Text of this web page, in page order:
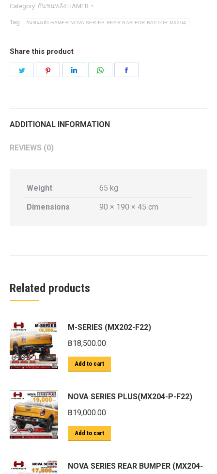
SERIES
REAR
MX204
Category: กันชนหลัง HAMER
Tag: กันชนหลัง HAMER NOVA SERIES REAR BAR FOR RAPTOR MX204
Share this product
ADDITIONAL INFORMATION
REVIEWS (0)
Weight 65 kg
Dimensions 90 × 190 × 45 cm
Related products
M-SERIES (MX202-F22)
฿18,500.00
Add to cart
NOVA SERIES PLUS(MX204-P-F22)
฿19,000.00
Add to cart
NOVA SERIES REAR BUMPER (MX204-